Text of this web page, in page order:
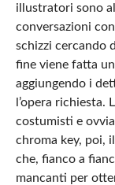
illustratori sono
conversazioni
schizzi cercando
fine viene fatta
aggiungendo i
l’opera richiesta.
costumisti e
chroma key, poi,
che, fianco a
mancanti per